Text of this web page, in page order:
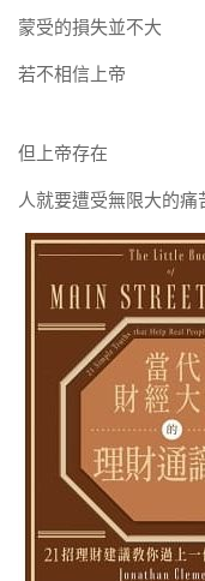
蒙受的損失並不大
若不相信上帝
但上帝存在
人就要遭受無限大的痛